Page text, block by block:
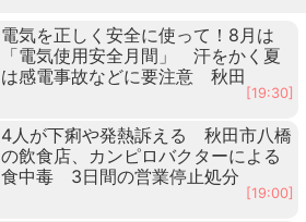
電気を正しく安全に使って！8月は
「電気使用安全月間」 汗をかく夏
は感電事故などに要注意 秋田
[19:30]
4人が下痢や発熱訴える 秋田市八橋
の飲食店、カンピロバクターによる
食中毒 3日間の営業停止処分
[19:00]